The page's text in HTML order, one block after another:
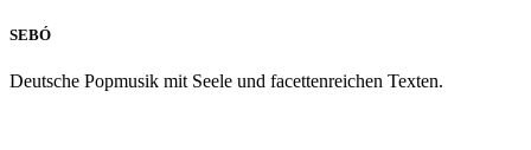
SEBÓ
Deutsche Popmusik mit Seele und facettenreichen Texten.